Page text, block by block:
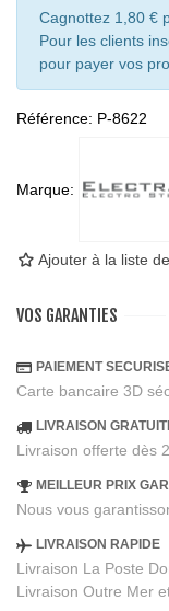
Cagnottez 1,80 €
Pour les clients
pour payer vos
Référence: P-8622
Marque:
Ajouter à la liste
VOS GARANTIES
PAIEMENT
Carte bancaire 3D
LIVRAISON
Livraison offerte dès
MEILLEUR PRIX
Nous vous
LIVRAISON RAPIDE
Livraison La Poste
Livraison Outre Mer